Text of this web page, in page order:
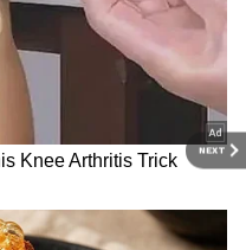
NEXT